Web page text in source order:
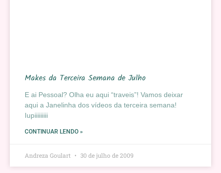
Makes da Terceira Semana de Julho
E ai Pessoal? Olha eu aqui “traveis”! Vamos deixar
aqui a Janelinha dos vídeos da terceira semana!
Iupiiiiiiiii
CONTINUAR LENDO »
Andreza Goulart 30 de julho de 2009